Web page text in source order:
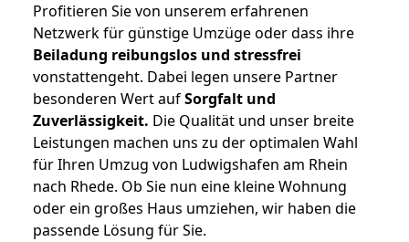
Profitieren Sie von unserem erfahrenen
Netzwerk für günstige Umzüge oder dass ihre
Beiladung reibungslos und stressfrei
vonstattengeht. Dabei legen unsere Partner
besonderen Wert aufSorgfalt und
Zuverlässigkeit. Die Qualität und unser breite
Leistungen machen uns zu der optimalen Wahl
für Ihren Umzug von Ludwigshafen am Rhein
nach Rhede. Ob Sie nun eine kleine Wohnung
oder ein großes Haus umziehen, wir haben die
passende Lösung für Sie.